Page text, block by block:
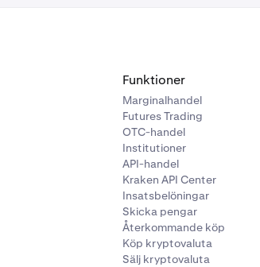
Funktioner
Marginalhandel
Futures Trading
OTC-handel
Institutioner
API-handel
Kraken API Center
Insatsbelöningar
Skicka pengar
Återkommande köp
Köp kryptovaluta
Sälj kryptovaluta